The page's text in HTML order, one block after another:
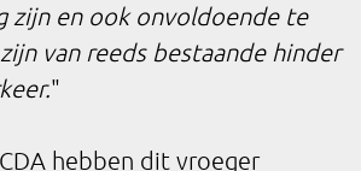
zijn en ook onvoldoende te
van reeds bestaande hinder
"
hebben dit vroeger